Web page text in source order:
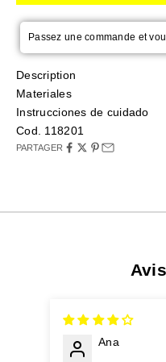
Passez une commande et
Description
Materiales
Instrucciones de cuidado
Cod. 118201
PARTAGER
Ana